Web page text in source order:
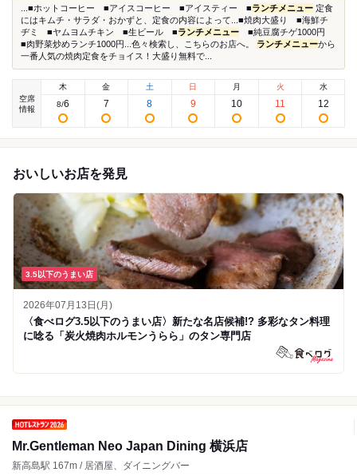
...■ホットコーヒー ■アイスコーヒー ■アイスティー ■ランチメニュー 定食
にはキムチ・サラダ・おかずと、定食の内容によって...■焼肉大盛り ■海鮮チ
ヂミ ■ヤムヨムチキン ■生ビール ■ランチメニュー ■純豆腐チゲ1000円
■肉野菜炒めランチ1000円...色々検索し、こちらのお店へ。 ランチメニューから
一番人気の焼肉定食をチョイス！大盛り無料で...
空席
情報
木
8/6
金
7
土
8
日
9
月
10
火
11
水
12
おいしいお店を発見
3.5以下のうまい店
2026年07月13日(月)
〈食べログ3.5以下のうまい店〉新たな名店候補!? 多彩なタン料理
に唸る「炭火焼肉ホルモンうらら」のタン専門店
Mr.Gentleman Neo Japan Dining 横浜店
新高島駅 167m / 居酒屋、ダイニングバー